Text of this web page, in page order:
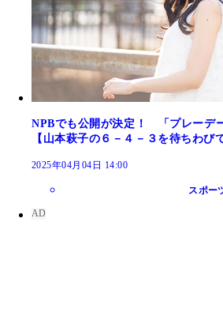
NPBでも公開が決定！ 「プレーデ
【山本萩子の６－４－３を待ちわび
2025年04月04日 14:00
スポー